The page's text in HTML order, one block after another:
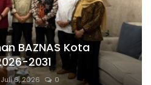
BAZNAS Kota
2031
Juli 6, 2026 0